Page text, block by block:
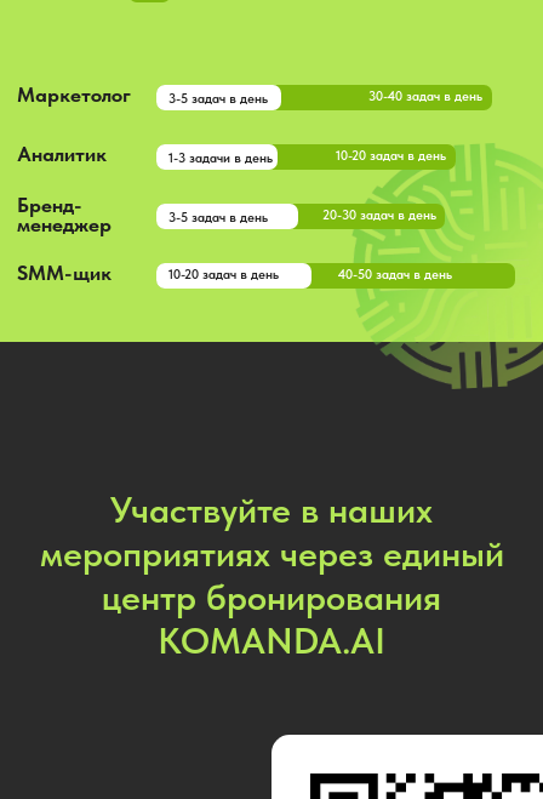
Участвуйте в наших
мероприятиях через единый
центр бронирования
KOMANDA.AI